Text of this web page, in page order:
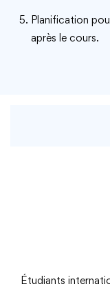
Planification
après le cours.
Étudiants